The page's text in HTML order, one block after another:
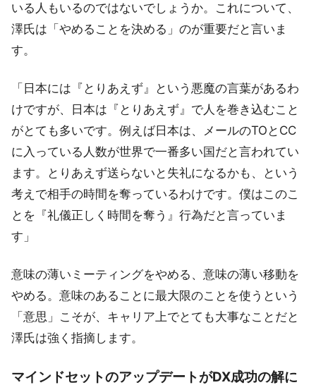
いる人もいるのではないでしょうか。これについて、
澤氏は「やめることを決める」のが重要だと言いま
す。
「日本には『とりあえず』という悪魔の言葉があるわ
けですが、日本は『とりあえず』で人を巻き込むこと
がとても多いです。例えば日本は、メールのTOとCC
に入っている人数が世界で一番多い国だと言われてい
ます。とりあえず送らないと失礼になるかも、という
考えで相手の時間を奪っているわけです。僕はこのこ
とを『礼儀正しく時間を奪う』行為だと言っていま
す」
意味の薄いミーティングをやめる、意味の薄い移動を
やめる。意味のあることに最大限のことを使うという
「意思」こそが、キャリア上でとても大事なことだと
澤氏は強く指摘します。
マインドセットのアップデートがDX成功の解に